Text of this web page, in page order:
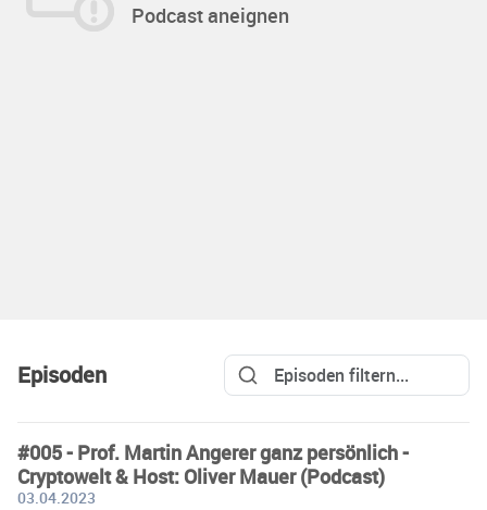
Podcast aneignen
Episoden
#005 - Prof. Martin Angerer ganz persönlich -
Cryptowelt & Host: Oliver Mauer (Podcast)
03.04.2023